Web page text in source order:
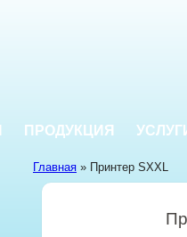
ПРОДУКЦИЯ
Главная » Принтер SXXL